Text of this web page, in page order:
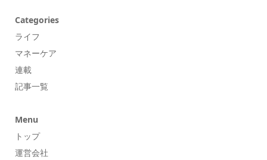
Categories
ライフ
マネーケア
連載
記事一覧
Menu
トップ
運営会社